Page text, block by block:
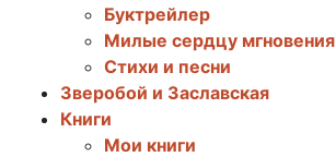
Буктрейлер
Милые сердцу мгновения
Стихи и песни
Зверобой и Заславская
Книги
Мои книги